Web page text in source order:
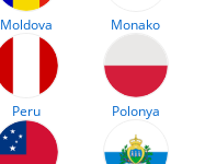
Moldova Monako
Peru Polonya